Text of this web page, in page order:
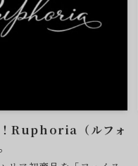
Ruphoria（ルフォ